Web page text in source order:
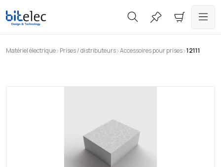
principal
Matériel électrique Prises / distributeurs Accessoires pour prises 12111